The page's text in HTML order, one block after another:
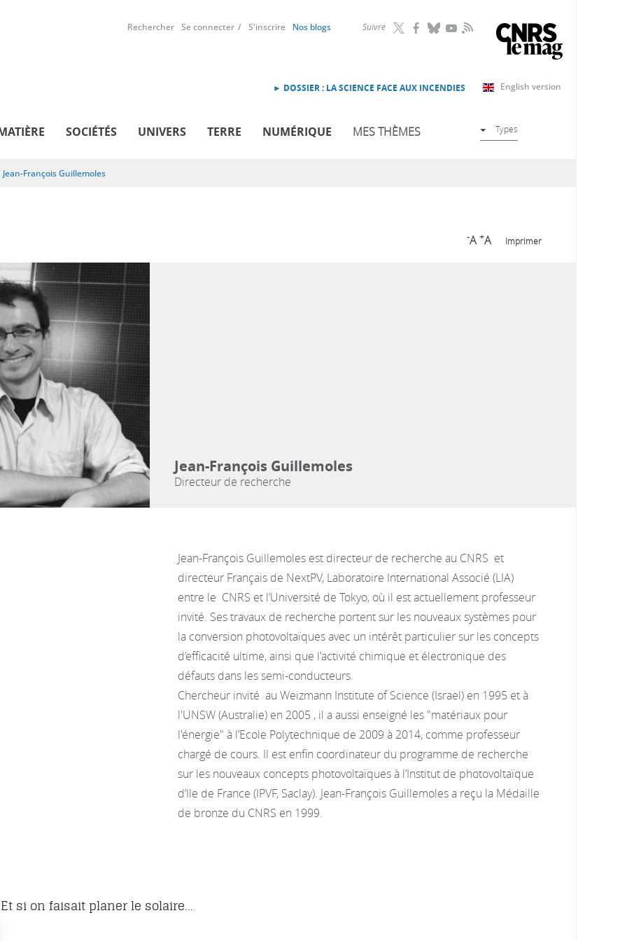
Suivre RSS
Rechercher Se connecter S'inscrire Nos blogs
English version
► DOSSIER : LA SCIENCE FACE AUX INCENDIES
SOCIÉTÉS UNIVERS TERRE NUMÉRIQUE MES THÈMES Types
Jean-François Guillemoles
-A +A Imprimer
Jean-François Guillemoles
Directeur de recherche
Jean-François Guillemoles est directeur de recherche au CNRS et
directeur Français de NextPV, Laboratoire International Associé (LIA)
entre le CNRS et l’Université de Tokyo, où il est actuellement professeur
invité. Ses travaux de recherche portent sur les nouveaux systèmes pour
la conversion photovoltaïques avec un intérêt particulier sur les concepts
d’efficacité ultime, ainsi que l'activité chimique et électronique des
défauts dans les semi-conducteurs.
Chercheur invité au Weizmann Institute of Science (Israel) en 1995 et à
l'UNSW (Australie) en 2005 , il a aussi enseigné les "matériaux pour
l'énergie" à l’Ecole Polytechnique de 2009 à 2014, comme professeur
chargé de cours. Il est enfin coordinateur du programme de recherche
sur les nouveaux concepts photovoltaïques à l’Institut de photovoltaïque
d’Ile de France (IPVF, Saclay). Jean-François Guillemoles a reçu la Médaille
de bronze du CNRS en 1999.
Et si on faisait planer le solaire...